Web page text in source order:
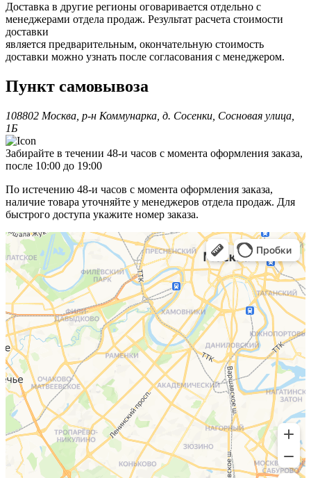
Доставка в другие регионы оговаривается отдельно с
менеджерами отдела продаж. Результат расчета стоимости
доставки
является предварительным, окончательную стоимость
доставки можно узнать после согласования с менеджером.
Пункт самовывоза
108802 Москва, р-н Коммунарка, д. Сосенки, Сосновая улица,
1Б
Забирайте в течении 48-и часов с момента оформления заказа,
после 10:00 до 19:00
По истечению 48-и часов с момента оформления заказа,
наличие товара уточняйте у менеджеров отдела продаж. Для
быстрого доступа укажите номер заказа.